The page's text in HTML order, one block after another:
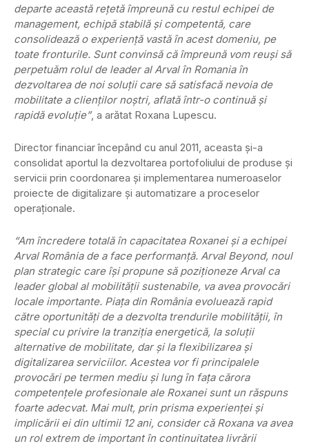
departe această reţetă împreună cu restul echipei de
management, echipă stabilă și competentă, care
consolidează o experienţă vastă în acest domeniu, pe
toate fronturile. Sunt convinsă că împreună vom reuşi să
perpetuăm rolul de leader al Arval în Romania în
dezvoltarea de noi soluţii care să satisfacă nevoia de
mobilitate a clienţilor noştri, aflată într-o continuă și
rapidă evoluţie”, a arătat Roxana Lupescu.
Director financiar începând cu anul 2011, aceasta şi-a
consolidat aportul la dezvoltarea portofoliului de produse şi
servicii prin coordonarea şi implementarea numeroaselor
proiecte de digitalizare şi automatizare a proceselor
operaţionale.
“Am încredere totală în capacitatea Roxanei și a echipei
Arval România de a face performanță. Arval Beyond, noul
plan strategic care îşi propune să poziţioneze Arval ca
leader global al mobilităţii sustenabile, va avea provocări
locale importante. Piaţa din România evoluează rapid
către oportunităţi de a dezvolta trendurile mobilităţii, în
special cu privire la tranziţia energetică, la soluţii
alternative de mobilitate, dar şi la flexibilizarea şi
digitalizarea serviciilor. Acestea vor fi principalele
provocări pe termen mediu și lung în fața cărora
competențele profesionale ale Roxanei sunt un răspuns
foarte adecvat. Mai mult, prin prisma experienţei și
implicării ei din ultimii 12 ani, consider că Roxana va avea
un rol extrem de important în continuitatea livrării